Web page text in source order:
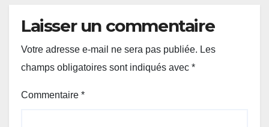
Laisser un commentaire
Votre adresse e-mail ne sera pas publiée. Les
champs obligatoires sont indiqués avec *
Commentaire *